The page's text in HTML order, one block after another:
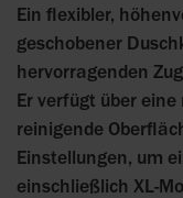
Ein flexibler,
geschobener
hervorragenden
Er verfügt über
reinigende
Einstellungen, um
einschließlich XL-